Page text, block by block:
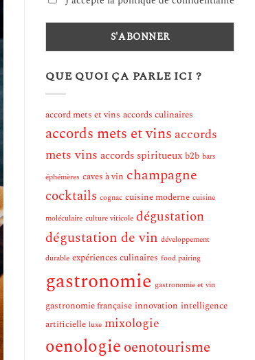
QUE QUOI ÇA PARLE ICI ?
accord mets et vins accords culinaires
accords mets et vins accords
mets vins accords spiritueux b2b bars
éphémères caves à vin champagne
cocktails cognac cuisine moderne cuisine
moléculaire culture viticole dégustation
dégustation de vin développement
durable expériences culinaires food pairing
gastronomie gastronomie et vin
gastronomie française innovation intelligence
artificielle luxe mixologie
oenologieoenotourisme